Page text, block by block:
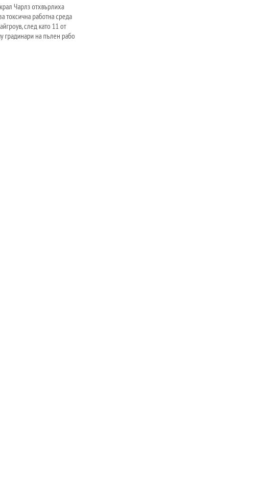
Чарлз отхвърлиха
токсична работна среда
след като 11 от
градинари на пълен рабо